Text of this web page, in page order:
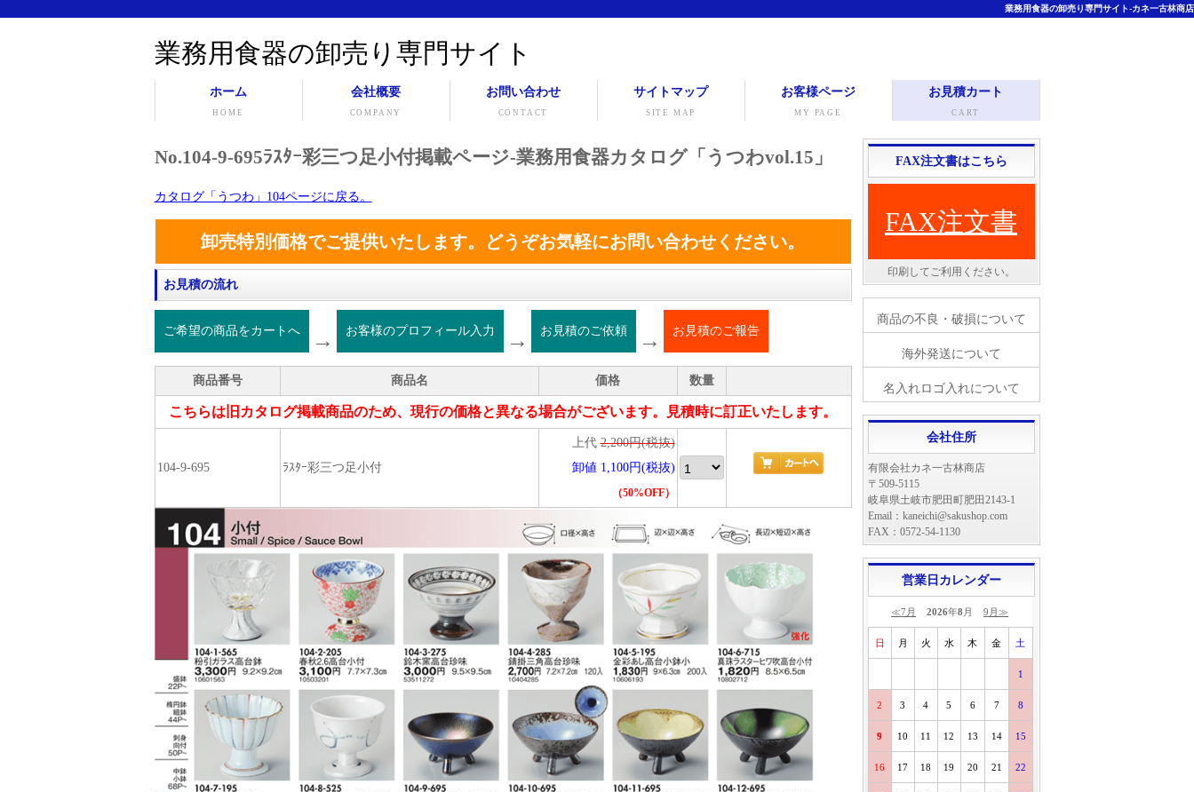
業務用食器の卸売り専門サイト-カネ一古林商店
業務用食器の卸売り専門サイト
ホーム
HOME
会社概要
COMPANY
お問い合わせ
CONTACT
サイトマップ
SITE MAP
お客様ページ
MY PAGE
お見積カート
CART
No.104-9-695ﾗｽﾀｰ彩三つ足小付掲載ページ-業務用食器カタログ「うつわvol.15」
カタログ「うつわ」104ページに戻る。
卸売特別価格でご提供いたします。どうぞお気軽にお問い合わせください。
お見積の流れ
ご希望の商品をカートへ → お客様のプロフィール入力 → お見積のご依頼 → お見積のご報告
商品番号 商品名 価格 数量
こちらは旧カタログ掲載商品のため、現行の価格と異なる場合がございます。見積時に訂正いたします。
104-9-695 ﾗｽﾀｰ彩三つ足小付
上代2,200円(税抜)
卸値 1,100円(税抜)
（50%OFF）
FAX注文書はこちら
FAX注文書
印刷してご利用ください。
商品の不良・破損について
海外発送について
名入れロゴ入れについて
会社住所
有限会社カネ一古林商店
〒509-5115
岐阜県土岐市肥田町肥田2143-1
Email：kaneichi@sakushop.com
FAX：0572-54-1130
営業日カレンダー
≪7月 2026年8 月 9月≫
日 月 火 水 木 金 土
1
2 3 4 5 6 7 8
9 10 11 12 13 14 15
16 17 18 19 20 21 22